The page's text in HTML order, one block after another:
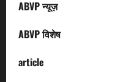
ABVP न्यूज़
ABVP विशेष
article